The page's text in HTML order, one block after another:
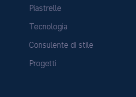
Piastrelle
Tecnologia
Consulente di stile
Progetti